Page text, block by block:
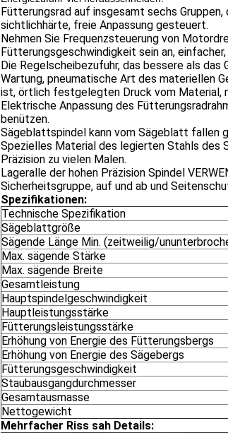
Fütterungsrad auf insgesamt sechs
sichtlichhärte, freie Anpassung gesteuert.
Nehmen Sie Frequenzsteuerung von
Fütterungsgeschwindigkeit sein an,
Die Regelscheibezufuhr, das bessere als
Wartung, pneumatische Art des materiellen
ist, örtlich festgelegten Druck vom Material,
Elektrische Anpassung des
benützen.
Sägeblattspindel kann vom Sägeblatt fallen
Spezielles Material des legierten Stahls des
Präzision zu vielen Malen.
Lageralle der hohen Präzision Spindel
Sicherheitsgruppe, auf und ab und
Spezifikationen:
Technische Spezifikation
Sägeblattgröße
Sägende Länge Min. (zeitweilig/
Max. sägende Stärke
Max. sägende Breite
Gesamtleistung
Hauptspindelgeschwindigkeit
Hauptleistungsstärke
Fütterungsleistungsstärke
Erhöhung von Energie des Fütterungsbergs
Erhöhung von Energie des Sägebergs
Fütterungsgeschwindigkeit
Staubausgangdurchmesser
Gesamtausmasse
Nettogewicht
Mehrfacher Riss sah Details: